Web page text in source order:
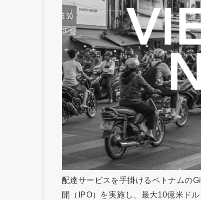
配達サービスを手掛けるベトナムの
開（IPO）を実施し、最大10億米ド